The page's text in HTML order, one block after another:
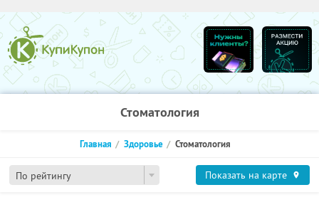
Стоматология
По рейтингу
Главная Здоровье Стоматология
Показать на карте